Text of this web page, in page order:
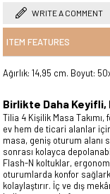
WRITE A COMMENT
ITEM FEATURES
Ağırlık: 14,95 cm. Boyut:
Birlikte Daha Keyifli,
Tilia 4 Kişilik Masa
ev hem de ticari alanlar
masa, geniş oturum alanı
sonrası kolayca
Flash-N koltuklar,
oturumlarda konfor
kolaylaştırır. İç ve dış